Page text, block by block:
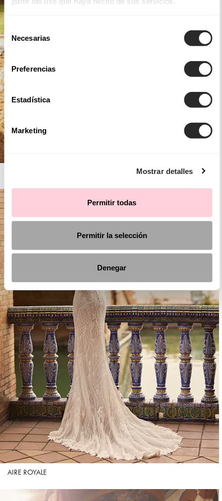
Selección
de
consentimiento
Necesarias
Preferencias
Estadística
Marketing
Mostrar detalles
Permitir todas
Permitir la selección
Denegar
AIRE ROYALE